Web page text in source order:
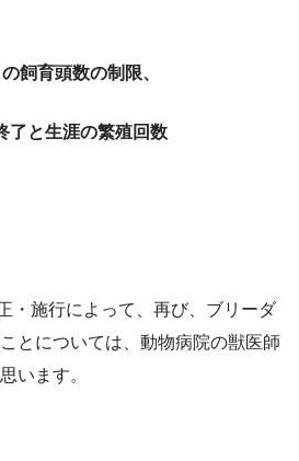
飼育頭数の制限、
了と生涯の繁殖回数
・施行によって、再び、ブリーダ
とについては、動物病院の獣医師
います。